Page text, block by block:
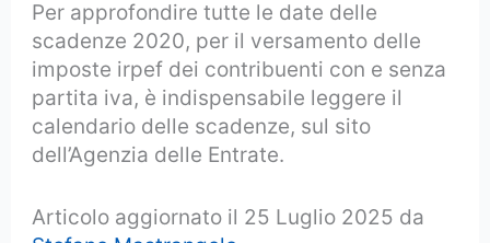
Per approfondire tutte le date delle
scadenze 2020, per il versamento delle
imposte irpef dei contribuenti con e senza
partita iva, è indispensabile leggere il
calendario delle scadenze, sul sito
dell’Agenzia delle Entrate.
Articolo aggiornato il 25 Luglio 2025 da